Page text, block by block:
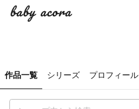
baby acora
作品一覧 シリーズ プロフィール